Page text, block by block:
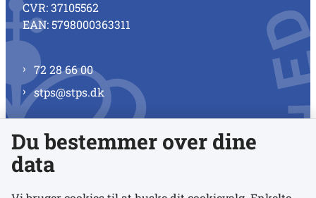
CVR: 37105562
EAN: 5798000363311
72 28 66 00
stps@stps.dk
Se alle kontaktnumre
Du bestemmer over dine
data